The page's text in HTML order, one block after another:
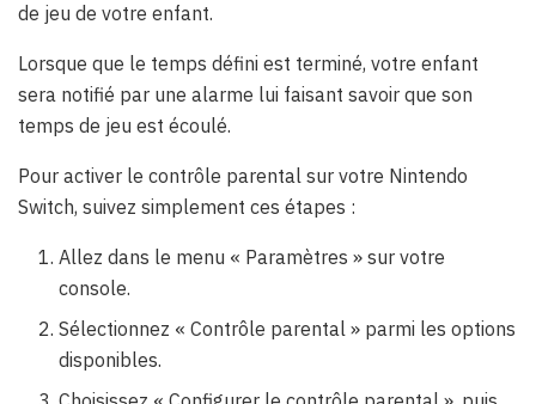
de jeu de votre enfant.
Lorsque que le temps défini est terminé, votre enfant
sera notifié par une alarme lui faisant savoir que son
temps de jeu est écoulé.
Pour activer le contrôle parental sur votre Nintendo
Switch, suivez simplement ces étapes :
Allez dans le menu « Paramètres » sur votre
console.
Sélectionnez « Contrôle parental » parmi les options
disponibles.